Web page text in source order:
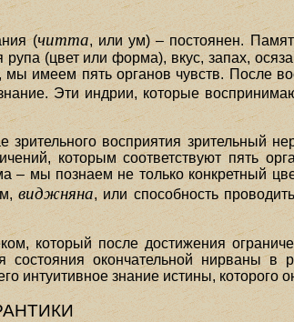
(читта, или ум) – постоянен.
(цвет или форма), вкус, запах,
имеем пять органов чувств. После
Эти индрии, которые
восприятия зрительный
которым соответствуют пять
мы познаем не только конкретный
виджняна, или способность
который после достижения
окончательной нирваны в
знание истины, которого